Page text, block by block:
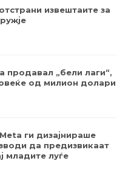
извештаите за
продавал „бели лаги“,
од милион долари
ги дизајнираше
да предизвикаат
младите луѓе